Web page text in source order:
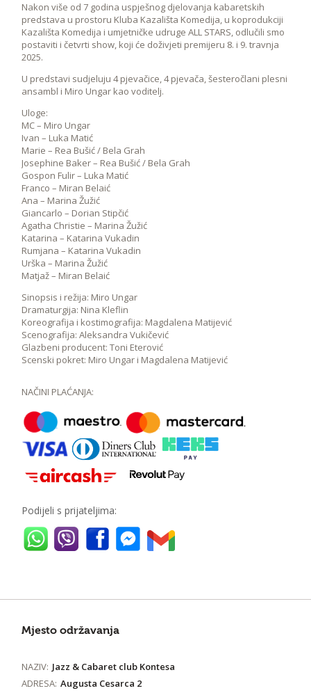
Nakon više od 7 godina uspješnog djelovanja kabaretskih
predstava u prostoru Kluba Kazališta Komedija, u koprodukciji
Kazališta Komedija i umjetničke udruge ALL STARS, odlučili smo
postaviti i četvrti show, koji će doživjeti premijeru 8. i 9. travnja
2025.
U predstavi sudjeluju 4 pjevačice, 4 pjevača, šesteročlani plesni
ansambl i Miro Ungar kao voditelj.
Uloge:
MC – Miro Ungar
Ivan – Luka Matić
Marie – Rea Bušić / Bela Grah
Josephine Baker – Rea Bušić / Bela Grah
Gospon Fulir – Luka Matić
Franco – Miran Belaić
Ana – Marina Žužić
Giancarlo – Dorian Stipčić
Agatha Christie – Marina Žužić
Katarina – Katarina Vukadin
Rumjana – Katarina Vukadin
Urška – Marina Žužić
Matjaž – Miran Belaić
Sinopsis i režija: Miro Ungar
Dramaturgija: Nina Kleflin
Koreografija i kostimografija: Magdalena Matijević
Scenografija: Aleksandra Vukičević
Glazbeni producent: Toni Eterović
Scenski pokret: Miro Ungar i Magdalena Matijević
NAČINI PLAĆANJA:
Podijeli s prijateljima:
Mjesto održavanja
NAZIV: Jazz & Cabaret club Kontesa
ADRESA: Augusta Cesarca 2